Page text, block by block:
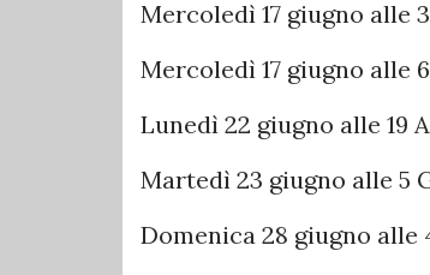
Mercoledì 17 giugno alle
Mercoledì 17 giugno alle
Lunedì 22 giugno alle 19
Martedì 23 giugno alle 5
Domenica 28 giugno